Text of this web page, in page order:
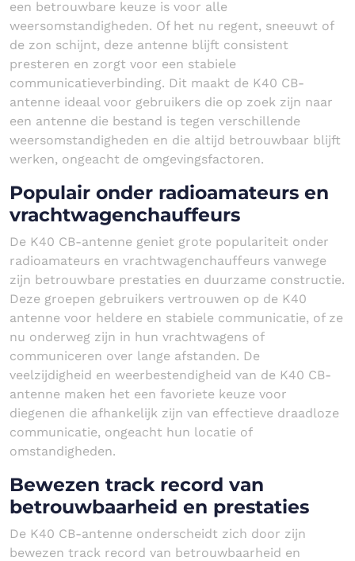
een betrouwbare keuze is voor alle
weersomstandigheden. Of het nu regent, sneeuwt of
de zon schijnt, deze antenne blijft consistent
presteren en zorgt voor een stabiele
communicatieverbinding. Dit maakt de K40 CB-
antenne ideaal voor gebruikers die op zoek zijn naar
een antenne die bestand is tegen verschillende
weersomstandigheden en die altijd betrouwbaar blijft
werken, ongeacht de omgevingsfactoren.
Populair onder radioamateurs en
vrachtwagenchauffeurs
De K40 CB-antenne geniet grote populariteit onder
radioamateurs en vrachtwagenchauffeurs vanwege
zijn betrouwbare prestaties en duurzame constructie.
Deze groepen gebruikers vertrouwen op de K40
antenne voor heldere en stabiele communicatie, of ze
nu onderweg zijn in hun vrachtwagens of
communiceren over lange afstanden. De
veelzijdigheid en weerbestendigheid van de K40 CB-
antenne maken het een favoriete keuze voor
diegenen die afhankelijk zijn van effectieve draadloze
communicatie, ongeacht hun locatie of
omstandigheden.
Bewezen track record van
betrouwbaarheid en prestaties
De K40 CB-antenne onderscheidt zich door zijn
bewezen track record van betrouwbaarheid en